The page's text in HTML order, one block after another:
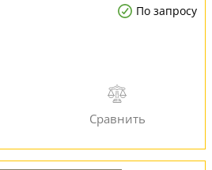
По запросу